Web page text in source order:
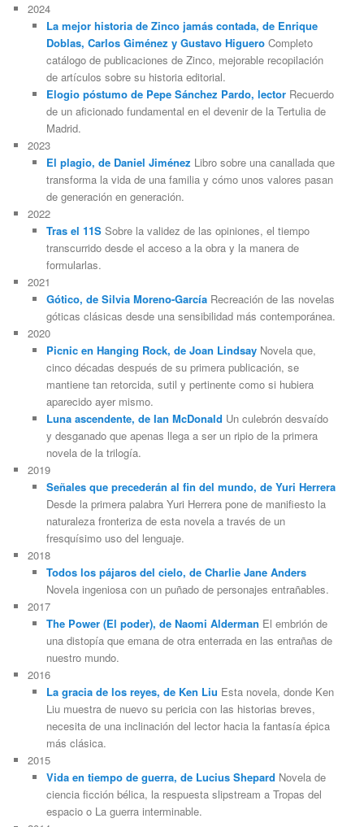
2024
La mejor historia de Zinco jamás contada, de Enrique
Doblas, Carlos Giménez y Gustavo HigueroCompleto
catálogo de publicaciones de Zinco, mejorable recopilación
de artículos sobre su historia editorial.
Elogio póstumo de Pepe Sánchez Pardo, lectorRecuerdo
de un aficionado fundamental en el devenir de la Tertulia de
Madrid.
2023
El plagio, de Daniel Jiménez Libro sobre una canallada que
transforma la vida de una familia y cómo unos valores pasan
de generación en generación.
2022
Tras el 11SSobre la validez de las opiniones, el tiempo
transcurrido desde el acceso a la obra y la manera de
formularlas.
2021
Gótico, de Silvia Moreno-GarcíaRecreación de las novelas
góticas clásicas desde una sensibilidad más contemporánea.
2020
Picnic en Hanging Rock, de Joan LindsayNovela que,
cinco décadas después de su primera publicación, se
mantiene tan retorcida, sutil y pertinente como si hubiera
aparecido ayer mismo.
Luna ascendente, de Ian McDonald Un culebrón desvaído
y desganado que apenas llega a ser un ripio de la primera
novela de la trilogía.
2019
Señales que precederán al fin del mundo, de Yuri Herrera
Desde la primera palabra Yuri Herrera pone de manifiesto la
naturaleza fronteriza de esta novela a través de un
fresquísimo uso del lenguaje.
2018
Todos los pájaros del cielo, de Charlie Jane Anders
Novela ingeniosa con un puñado de personajes entrañables.
2017
The Power (El poder), de Naomi Alderman El embrión de
una distopía que emana de otra enterrada en las entrañas de
nuestro mundo.
2016
La gracia de los reyes, de Ken Liu Esta novela, donde Ken
Liu muestra de nuevo su pericia con las historias breves,
necesita de una inclinación del lector hacia la fantasía épica
más clásica.
2015
Vida en tiempo de guerra, de Lucius Shepard Novela de
ciencia ficción bélica, la respuesta slipstream a Tropas del
espacio o La guerra interminable.